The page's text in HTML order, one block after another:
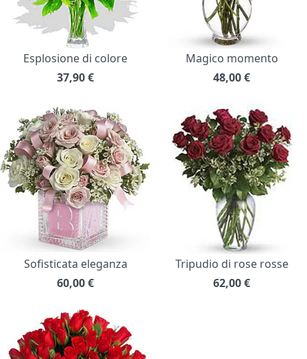
Esplosione di colore
37,90€
Magico momento
48,00€
Sofisticata eleganza
60,00€
Tripudio di rose rosse
62,00€